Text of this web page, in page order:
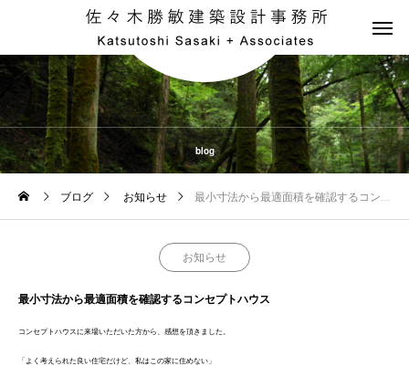
blog
ブログ お知らせ 最小寸法から最適面積を確認するコンセプトハウス
お知らせ
最小寸法から最適面積を確認するコンセプトハウス
コンセプトハウスに来場いただいた方から、感想を頂きました。
「よく考えられた良い住宅だけど、私はこの家に住めない」